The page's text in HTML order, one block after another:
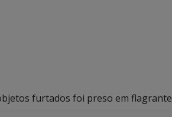
furtados foi preso em flagrante